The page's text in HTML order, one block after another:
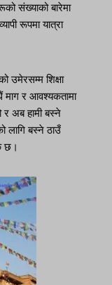
संख्याको बारेमा
रूपमा यात्रा
उमेरसम्म शिक्षा
माग र आवश्यकतामा
अब हामी बस्ने
लागि बस्ने ठाउँ
छ।